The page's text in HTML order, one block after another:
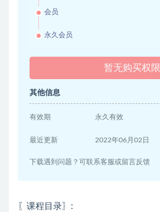
会员
永久会员
暂无购买权限
其他信息
有效期 永久有效
最近更新 2022年06月02日
下载遇到问题？可联系客服或留言反馈
〖课程目录〗: